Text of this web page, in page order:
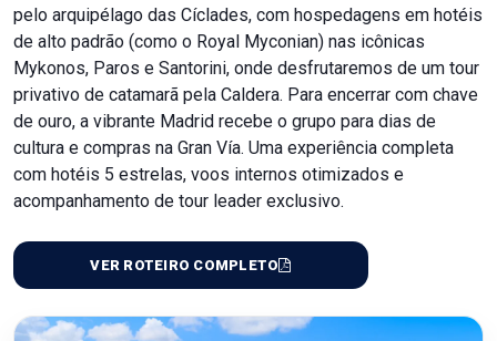
pelo arquipélago das Cíclades, com hospedagens em hotéis
de alto padrão (como o Royal Myconian) nas icônicas
Mykonos, Paros e Santorini, onde desfrutaremos de um tour
privativo de catamarã pela Caldera. Para encerrar com chave
de ouro, a vibrante Madrid recebe o grupo para dias de
cultura e compras na Gran Vía. Uma experiência completa
com hotéis 5 estrelas, voos internos otimizados e
acompanhamento de tour leader exclusivo.
VER ROTEIRO COMPLETO